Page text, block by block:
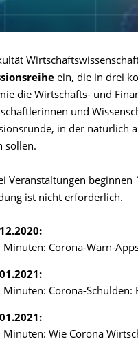
ein, die in drei
die Wirtschafts- und
und
in der natürlich
sollen.
Veranstaltungen
ist nicht erforderlich.
Minuten: Corona-Warn-
Minuten: Corona-Schulden:
Minuten: Wie Corona